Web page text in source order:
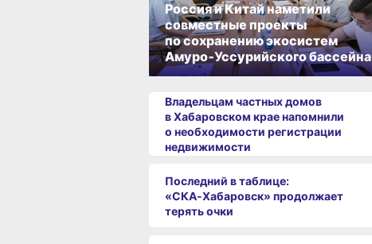
Россия и Китай наметили
совместные проекты
по сохранению экосистем
Амуро‑Уссурийского бассейна
Владельцам частных домов
в Хабаровском крае напомнили
о необходимости регистрации
недвижимости
Последний в таблице:
«СКА‑Хабаровск» продолжает
терять очки